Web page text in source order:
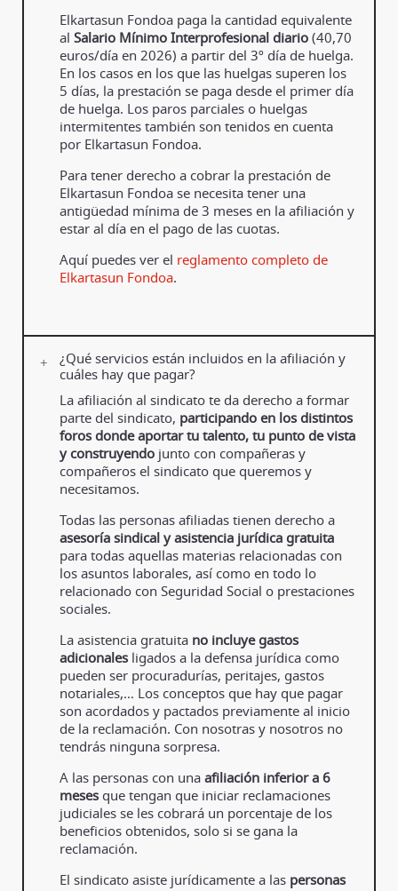
Elkartasun Fondoa paga la cantidad equivalente
al Salario Mínimo Interprofesional diario (40,70
euros/día en 2026) a partir del 3º día de huelga.
En los casos en los que las huelgas superen los
5 días, la prestación se paga desde el primer día
de huelga. Los paros parciales o huelgas
intermitentes también son tenidos en cuenta
por Elkartasun Fondoa.
Para tener derecho a cobrar la prestación de
Elkartasun Fondoa se necesita tener una
antigüedad mínima de 3 meses en la afiliación y
estar al día en el pago de las cuotas.
Aquí puedes ver el reglamento completo de
Elkartasun Fondoa.
¿Qué servicios están incluidos en la afiliación y
cuáles hay que pagar?
La afiliación al sindicato te da derecho a formar
parte del sindicato, participando en los distintos
foros donde aportar tu talento, tu punto de vista
y construyendo junto con compañeras y
compañeros el sindicato que queremos y
necesitamos.
Todas las personas afiliadas tienen derecho a
asesoría sindical y asistencia jurídica gratuita
para todas aquellas materias relacionadas con
los asuntos laborales, así como en todo lo
relacionado con Seguridad Social o prestaciones
sociales.
La asistencia gratuita no incluye gastos
adicionales ligados a la defensa jurídica como
pueden ser procuradurías, peritajes, gastos
notariales,… Los conceptos que hay que pagar
son acordados y pactados previamente al inicio
de la reclamación. Con nosotras y nosotros no
tendrás ninguna sorpresa.
A las personas con una afiliación inferior a 6
meses que tengan que iniciar reclamaciones
judiciales se les cobrará un porcentaje de los
beneficios obtenidos, solo si se gana la
reclamación.
El sindicato asiste jurídicamente a las personas